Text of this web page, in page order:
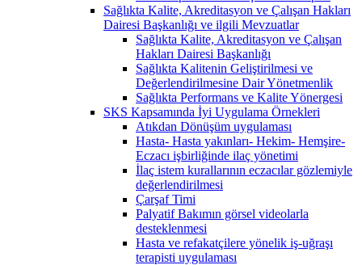
Sağlıkta Kalite, Akreditasyon ve Çalışan Hakları
Dairesi Başkanlığı ve ilgili Mevzuatlar
Sağlıkta Kalite, Akreditasyon ve Çalışan
Hakları Dairesi Başkanlığı
Sağlıkta Kalitenin Geliştirilmesi ve
Değerlendirilmesine Dair Yönetmenlik
Sağlıkta Performans ve Kalite Yönergesi
SKS Kapsamında İyi Uygulama Örnekleri
Atıkdan Dönüşüm uygulaması
Hasta- Hasta yakınları- Hekim- Hemşire-
Eczacı işbirliğinde ilaç yönetimi
İlaç istem kurallarının eczacılar gözlemiyle
değerlendirilmesi
Çarşaf Timi
Palyatif Bakımın görsel videolarla
desteklenmesi
Hasta ve refakatçilere yönelik iş-uğraşı
terapisti uygulaması